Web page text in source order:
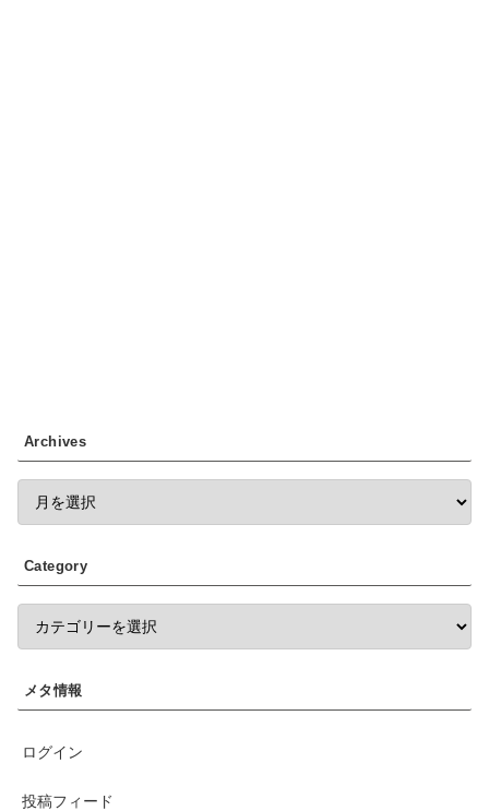
Archives
Category
メタ情報
ログイン
投稿フィード